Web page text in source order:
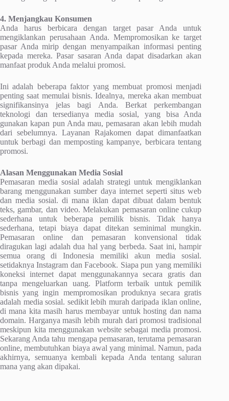
4. Menjangkau Konsumen
Anda harus berbicara dengan target pasar Anda untuk
mengiklankan perusahaan Anda. Mempromosikan ke target
pasar Anda mirip dengan menyampaikan informasi penting
kepada mereka. Pasar sasaran Anda dapat disadarkan akan
manfaat produk Anda melalui promosi.
Ini adalah beberapa faktor yang membuat promosi menjadi
penting saat memulai bisnis. Idealnya, mereka akan membuat
signifikansinya jelas bagi Anda. Berkat perkembangan
teknologi dan tersedianya media sosial, yang bisa Anda
gunakan kapan pun Anda mau, pemasaran akan lebih mudah
dari sebelumnya. Layanan Rajakomen dapat dimanfaatkan
untuk berbagi dan memposting kampanye, berbicara tentang
promosi.
Alasan Menggunakan Media Sosial
Pemasaran media sosial adalah strategi untuk mengiklankan
barang menggunakan sumber daya internet seperti situs web
dan media sosial. di mana iklan dapat dibuat dalam bentuk
teks, gambar, dan video. Melakukan pemasaran online cukup
sederhana untuk beberapa pemilik bisnis. Tidak hanya
sederhana, tetapi biaya dapat ditekan seminimal mungkin.
Pemasaran online dan pemasaran konvensional tidak
diragukan lagi adalah dua hal yang berbeda. Saat ini, hampir
semua orang di Indonesia memiliki akun media sosial.
setidaknya Instagram dan Facebook. Siapa pun yang memiliki
koneksi internet dapat menggunakannya secara gratis dan
tanpa mengeluarkan uang. Platform terbaik untuk pemilik
bisnis yang ingin mempromosikan produknya secara gratis
adalah media sosial. sedikit lebih murah daripada iklan online,
di mana kita masih harus membayar untuk hosting dan nama
domain. Harganya masih lebih murah dari promosi tradisional
meskipun kita menggunakan website sebagai media promosi.
Sekarang Anda tahu mengapa pemasaran, terutama pemasaran
online, membutuhkan biaya awal yang minimal. Namun, pada
akhirnya, semuanya kembali kepada Anda tentang saluran
mana yang akan dipakai.